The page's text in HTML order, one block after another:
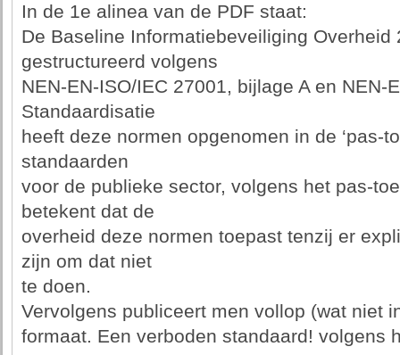
In de 1e alinea van de PDF staat:
De Baseline Informatiebeveiliging Overheid
gestructureerd volgens
NEN-EN-ISO/IEC 27001, bijlage A en NEN-
Standaardisatie
heeft deze normen opgenomen in de ‘pas-
standaarden
voor de publieke sector, volgens het pas-
betekent dat de
overheid deze normen toepast tenzij er
zijn om dat niet
te doen.
Vervolgens publiceert men vollop (wat niet
formaat. Een verboden standaard! volgens